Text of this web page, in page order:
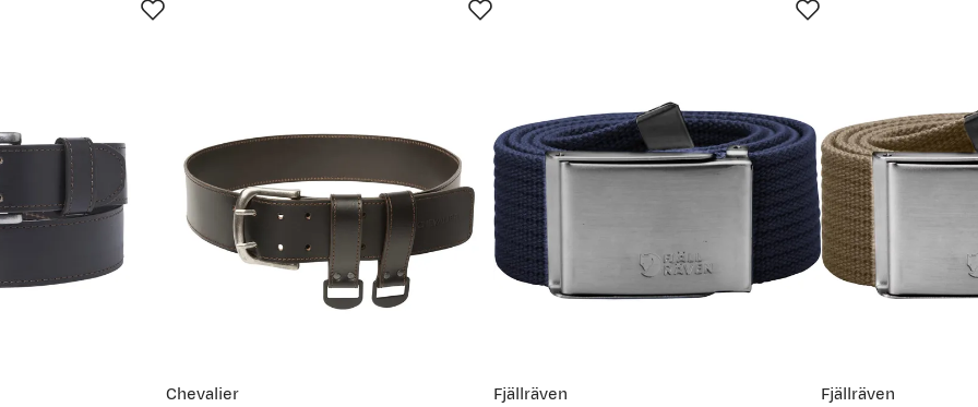
Ny pris
799,-
749,-
Chevalier
Fjällräven
Fjällräven